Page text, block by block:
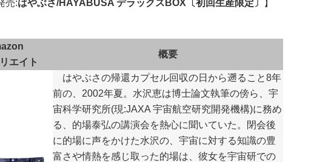
売:はやぶさ/HAYABUSA デラックスBOX〔初回生産限定〕 】
エイト
概要
はやぶさの帰還カプセル回収の日から遡ること8年
前の、2002年夏。水沢恵は博士論文執筆の傍ら、宇
宙科学研究所(現:JAXA 宇宙航空研究開発機構)に務め
る、的場泰弘の講演会を熱心に聞いていた。閉会後
に的場に声をかけた水沢の、宇宙に対する知識の豊
富さや情熱を感じ取った的場は、彼女を宇宙研での